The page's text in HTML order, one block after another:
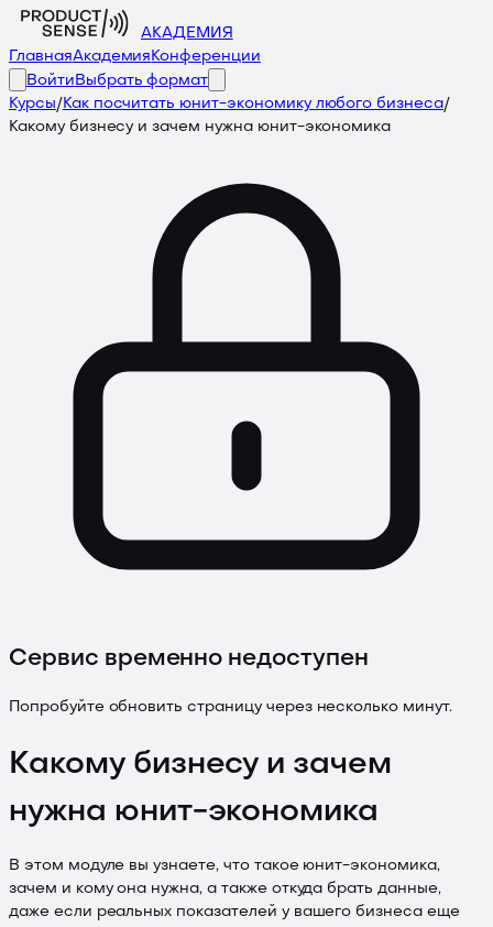
АКАДЕМИЯ
ГлавнаяАкадемия Конференции
Войти Выбрать формат
Курсы/ Как посчитать юнит-экономику любого бизнеса/
Какому бизнесу и зачем нужна юнит-экономика
Сервис временно недоступен
Попробуйте обновить страницу через несколько минут.
Какому бизнесу и зачем
нужна юнит-экономика
В этом модуле вы узнаете, что такое юнит-экономика,
зачем и кому она нужна, а также откуда брать данные,
даже если реальных показателей у вашего бизнеса еще